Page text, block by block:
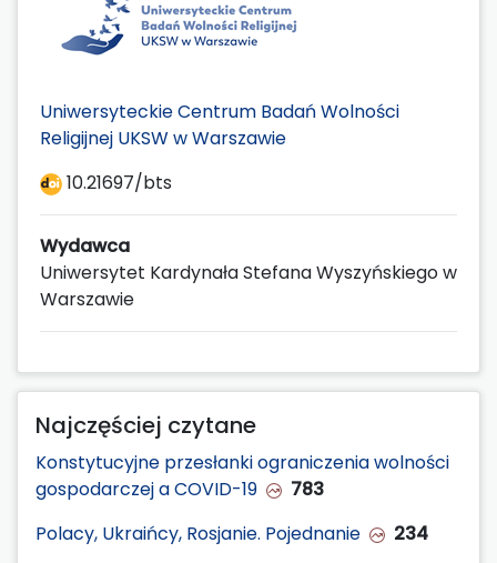
Uniwersyteckie Centrum Badań Wolności
Religijnej UKSW w Warszawie
10.21697/bts
Wydawca
Uniwersytet Kardynała Stefana Wyszyńskiego w
Warszawie
Najczęściej czytane
Konstytucyjne przesłanki ograniczenia wolności
gospodarczej a COVID-19
783
Polacy, Ukraińcy, Rosjanie. Pojednanie
234